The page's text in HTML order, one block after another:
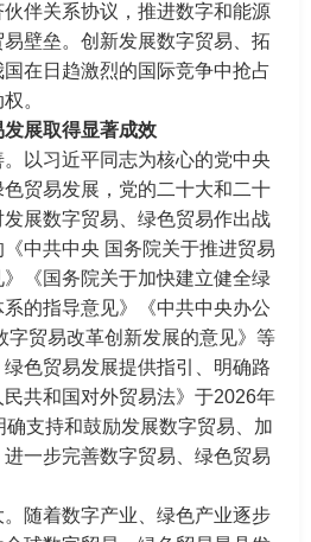
伴关系协议，推进数字和能源
壁垒。创新发展数字贸易、拓
在日趋激烈的国际竞争中抢占
。
展取得显著成效
以习近平同志为核心的党中央
贸易发展，党的二十大和二十
展数字贸易、绿色贸易作出战
中共中央 国务院关于推进贸易
《国务院关于加快建立健全绿
的指导意见》《中共中央办公
字贸易改革创新发展的意见》等
色贸易发展提供指引、明确路
共和国对外贸易法》于2026年
支持和鼓励发展数字贸易、加
一步完善数字贸易、绿色贸易
随着数字产业、绿色产业逐步